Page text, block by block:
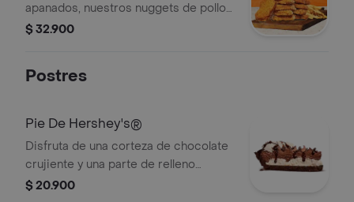
apanados, nuestros nuggets de pollo
son tiernos y jugosos por dentro,
con cualquiera de nuestras deliciosas
bebida favorita!
$ 32.900
Postres
Pie De Hershey's®
Disfruta de una corteza de chocolate
crujiente y una parte de relleno
cremoso de chocolate, adornado con
$ 20.900